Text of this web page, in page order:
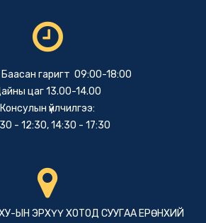
гаригт 09:00-18:00
цаг 13.00-14.00
Консулын үйлчилгээ:
- 12:30, 14:30 - 17:30
ЫН ЭРХҮҮ ХОТОД СУУГАА ЕРӨНХИЙ